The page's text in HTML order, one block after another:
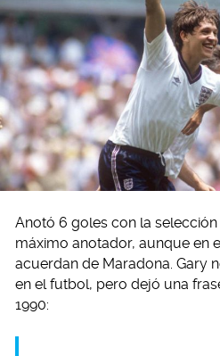
Anotó 6 goles con la
máximo anotador, aunque en
acuerdan de Maradona. Gary
en el futbol, pero dejó una
1990: